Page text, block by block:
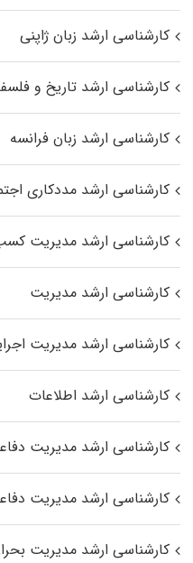
کارشناسی ارشد زبان ژاپنی
کارشناسی ارشد تاریخ و
کارشناسی ارشد زبان فرانسه
کارشناسی ارشد مددکاری
کارشناسی ارشد مدیریت
کارشناسی ارشد مدیریت
کارشناسی ارشد مدیریت
کارشناسی ارشد اطلاعات
کارشناسی ارشد مدیریت
کارشناسی ارشد مدیریت
کارشناسی ارشد مدیریت